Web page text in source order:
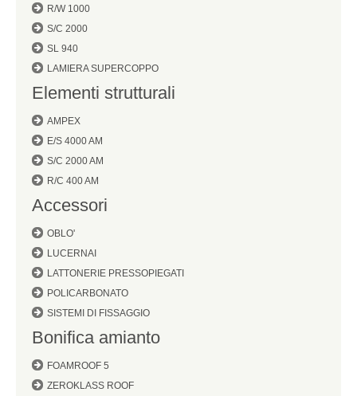
R/W 1000
S/C 2000
SL 940
LAMIERA SUPERCOPPO
Elementi strutturali
AMPEX
E/S 4000 AM
S/C 2000 AM
R/C 400 AM
Accessori
OBLO'
LUCERNAI
LATTONERIE PRESSOPIEGATI
POLICARBONATO
SISTEMI DI FISSAGGIO
Bonifica amianto
FOAMROOF 5
ZEROKLASS ROOF